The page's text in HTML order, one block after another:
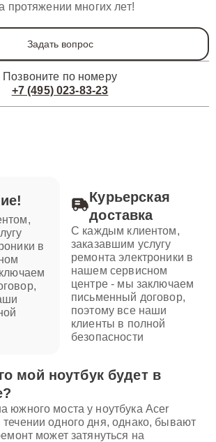
протяжении многих лет!
Задать вопрос
Позвоните по номеру
+7 (495) 023-83-23
в
Курьерская
доставка
С каждым клиентом,
заказавшим услугу
ремонта электроники в
нашем сервисном
центре - мы заключаем
письменный договор,
поэтому все наши
клиенты в полной
безопасности
мой ноутбук будет в
южного моста у ноутбука Acer
одного дня, однако, бывают
может затянуться на